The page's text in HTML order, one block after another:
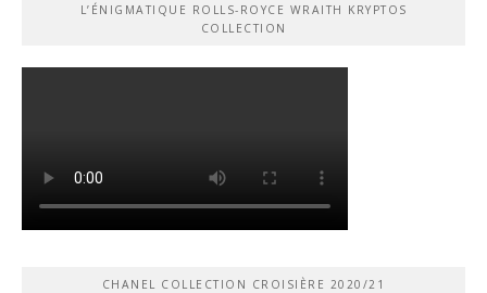
L’ÉNIGMATIQUE ROLLS-ROYCE WRAITH KRYPTOS
COLLECTION
CHANEL COLLECTION CROISIÈRE 2020/21